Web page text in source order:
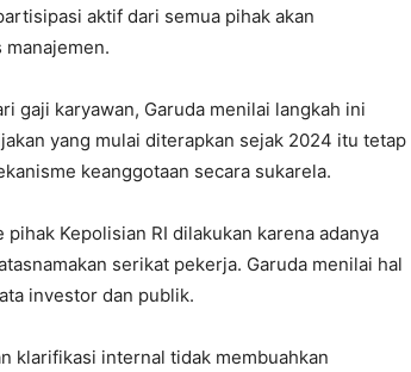
aktif dari semua pihak akan
manajemen.
gaji karyawan, Garuda menilai langkah ini
yang mulai diterapkan sejak 2024 itu tetap
keanggotaan secara sukarela.
Kepolisian RI dilakukan karena adanya
serikat pekerja. Garuda menilai hal
investor dan publik.
klarifikasi internal tidak membuahkan